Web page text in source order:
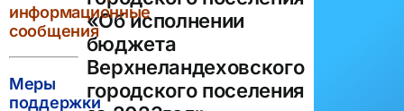
«Об исполнении
бюджета
Верхнеландеховского
городского поселения
информационные
сообщения
Меры
поддержки